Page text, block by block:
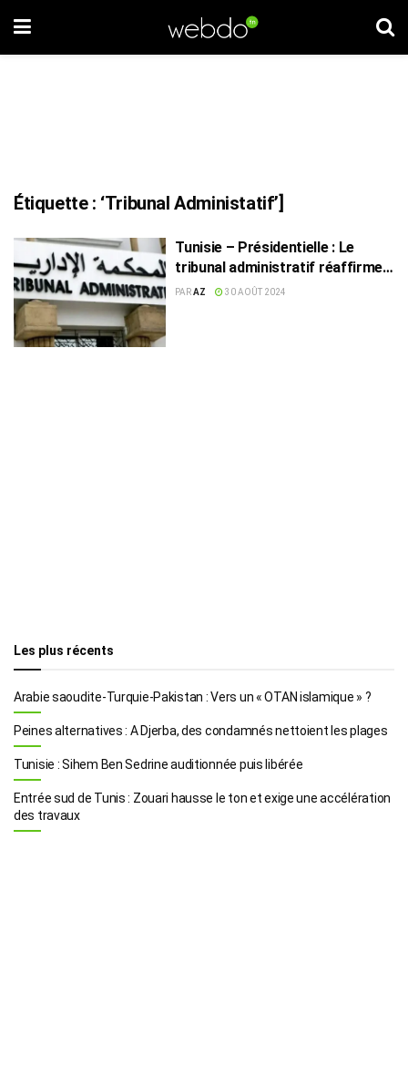
Étiquette : ‘Tribunal Administatif’]
Tunisie – Présidentielle : Le
tribunal administratif réaffirme
l’irrévocabilité de ses verdicts
PARAZ 30 AOÛT 2024
Les plus récents
Arabie saoudite-Turquie-Pakistan : Vers un « OTAN islamique » ?
Peines alternatives : A Djerba, des condamnés nettoient les plages
Tunisie : Sihem Ben Sedrine auditionnée puis libérée
Entrée sud de Tunis : Zouari hausse le ton et exige une accélération
des travaux